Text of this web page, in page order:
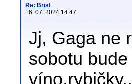
Re: Brist
16. 07. 2024 14:47
Jj, Gaga ne
sobotu